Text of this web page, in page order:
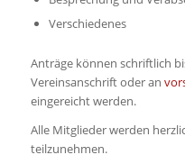
Verschiedenes
Anträge können schriftlich
Vereinsanschrift oder an
eingereicht werden.
Alle Mitglieder werden
teilzunehmen.
TRAININGSZEITEN
Mittwoch: 19.00 – 21.30
Donnerstag:19.00 – 22.00
Freitag:19.00 – 22.00 Uhr